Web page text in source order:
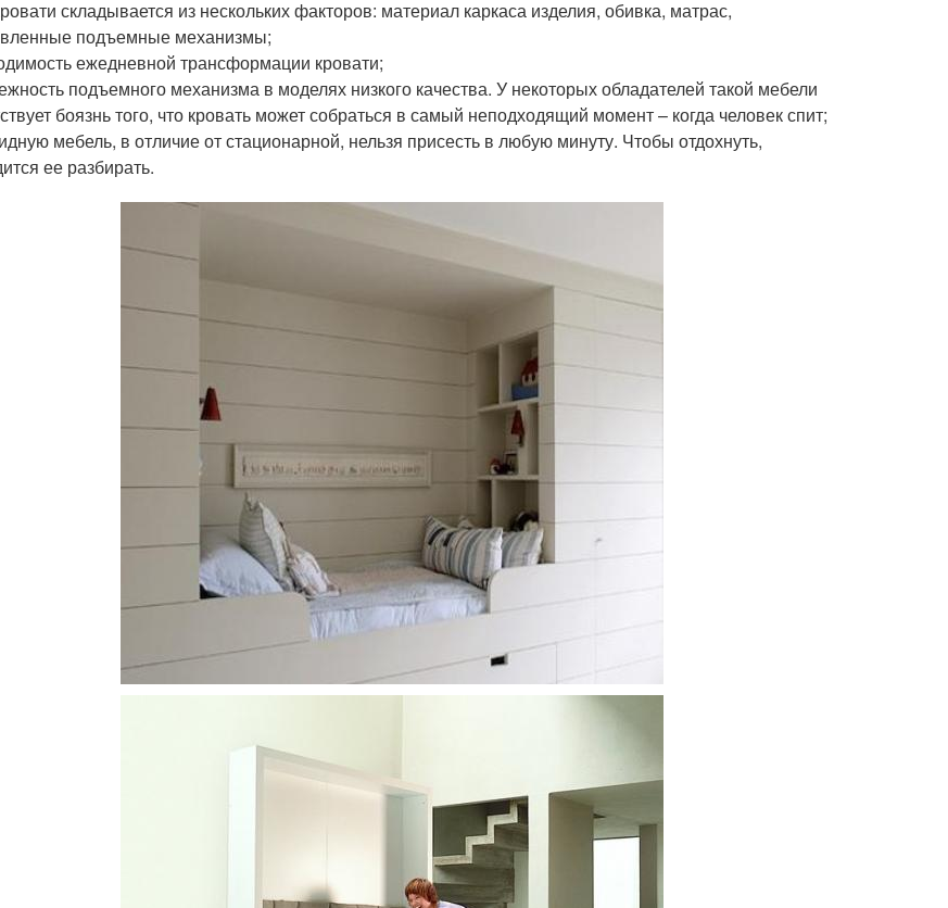
складывается из нескольких факторов: материал каркаса изделия, обивка, матрас,
подъемные механизмы;
ежедневной трансформации кровати;
подъемного механизма в моделях низкого качества. У некоторых обладателей такой мебели
боязнь того, что кровать может собраться в самый неподходящий момент – когда человек спит;
мебель, в отличие от стационарной, нельзя присесть в любую минуту. Чтобы отдохнуть,
ее разбирать.